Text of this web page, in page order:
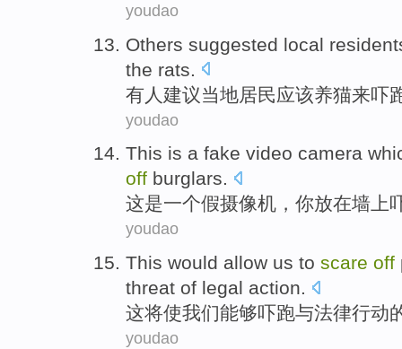
youdao
Others suggested local
the rats
有人 建议当地居民应该养猫来吓
youdao
This is a fake video camera
off burglars.
这是一个假摄像机 ， 你放在墙上
youdao
This would allow us to scare off
threat of legal action.
这将使我们能够吓跑与法律行动
youdao